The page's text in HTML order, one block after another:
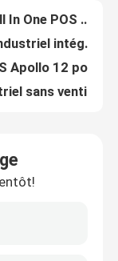
PC à écran tactile tout en un sans ventilateur 21.45 pouces IPS Rockchip RK3566 Adroid RS232 quadricœur pour l'éducation à la publicité
10,1 pouces tout en un panneau industriel intégré J1900 Quadri-cœur